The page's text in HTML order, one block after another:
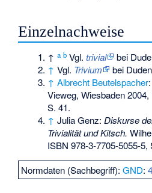
Einzelnachweise
↑a b Vgl.trivial
bei
↑ Vgl. Trivium
bei
↑ Albrecht Beutelspacher
Vieweg, Wiesbaden 2004,
S. 41.
↑ Julia Genz:Diskurse
Trivialität und Kitsch.
ISBN 978-3-7705-5055-5,
Normdaten (Sachbegriff):GND: